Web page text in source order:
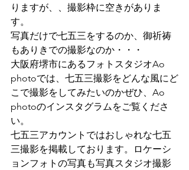
りますが、、撮影枠に空きがありま
す。
写真だけで七五三をするのか、御祈祷
もありきでの撮影なのか・・・
大阪府堺市にあるフォトスタジオAo
photoでは、七五三撮影をどんな風にど
こで撮影をしてみたいのかぜひ、Ao
photoのインスタグラムをご覧くださ
い。
七五三アカウントではおしゃれな七五
三撮影を掲載しております。ロケーシ
ョンフォトの写真も写真スタジオ撮影